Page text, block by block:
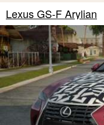
Lexus GS-F Arylian